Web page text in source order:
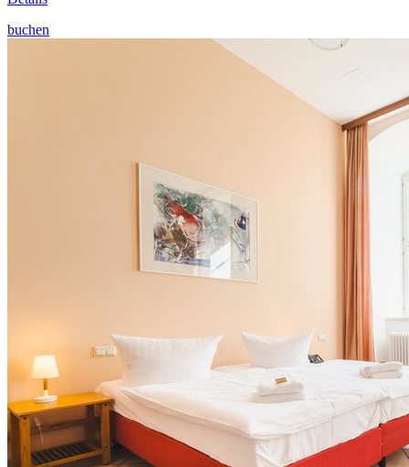
buchen